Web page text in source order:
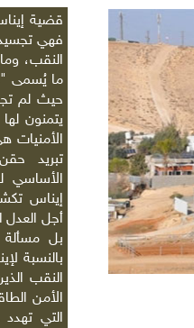
قضية
فهي تجسيد
النقب،
ما يُسمى
حيث لم
يتمنون
الأمنيات
تبريد
الأساسي
إيناس
أجل العدل
بل
بالنسبة
النقب
الأمن
التي تهدد